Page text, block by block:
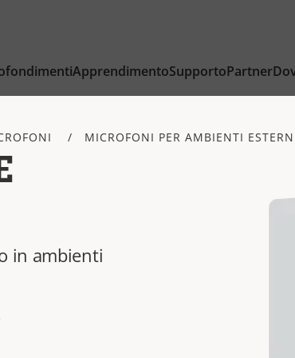
ApprendimentoSupportoPartner
MICROFONI PER AMBIENTI
in ambienti